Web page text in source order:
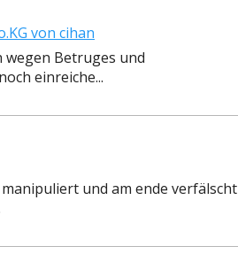
von cihan
wegen Betruges und
einreiche...
und am ende verfälscht